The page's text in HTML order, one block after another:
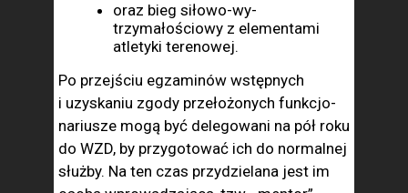
oraz bieg siłowo-wy­
trzymałościowy z elementami
atletyki terenowej.
Po przejściu egzaminów wstępnych
i uzyska­niu zgody przełożonych funkcjo­
nariusze mogą być delegowani na pół roku
do WZD, by przygo­tować ich do normalnej
służby. Na ten czas przydzielana jest im